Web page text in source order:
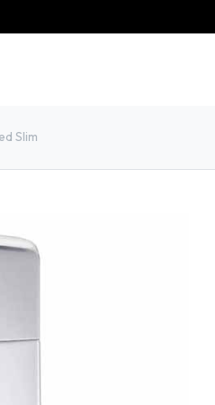
Slim